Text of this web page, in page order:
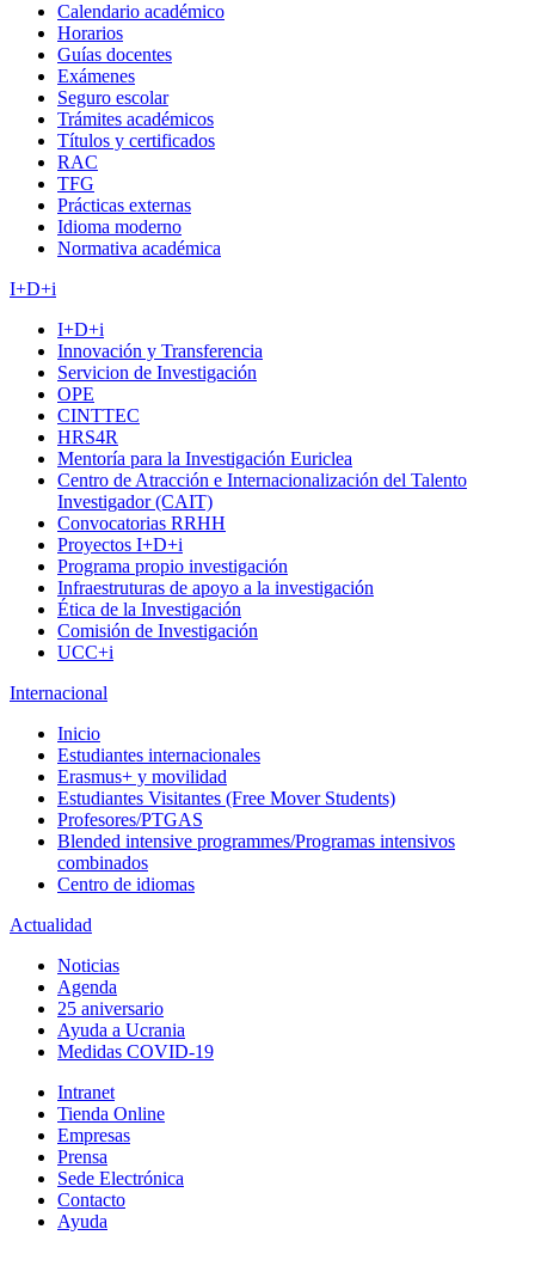
Calendario académico
Horarios
Guías docentes
Exámenes
Seguro escolar
Trámites académicos
Títulos y certificados
RAC
TFG
Prácticas externas
Idioma moderno
Normativa académica
I+D+i
I+D+i
Innovación y Transferencia
Servicion de Investigación
OPE
CINTTEC
HRS4R
Mentoría para la Investigación Euriclea
Centro de Atracción e Internacionalización del Talento
Investigador (CAIT)
Convocatorias RRHH
Proyectos I+D+i
Programa propio investigación
Infraestruturas de apoyo a la investigación
Ética de la Investigación
Comisión de Investigación
UCC+i
Internacional
Inicio
Estudiantes internacionales
Erasmus+ y movilidad
Estudiantes Visitantes (Free Mover Students)
Profesores/PTGAS
Blended intensive programmes/Programas intensivos
combinados
Centro de idiomas
Actualidad
Noticias
Agenda
25 aniversario
Ayuda a Ucrania
Medidas COVID-19
Intranet
Tienda Online
Empresas
Prensa
Sede Electrónica
Contacto
Ayuda